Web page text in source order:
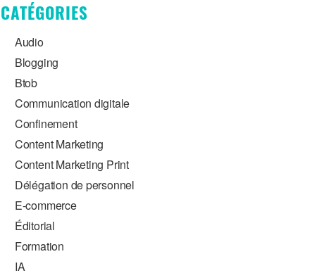
CATÉGORIES
Audio
Blogging
Btob
Communication digitale
Confinement
Content Marketing
Content Marketing Print
Délégation de personnel
E-commerce
Éditorial
Formation
IA